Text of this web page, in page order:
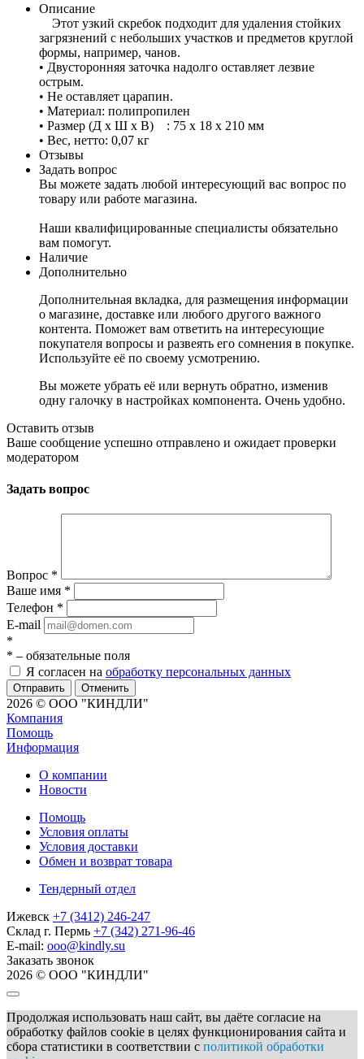
Описание
Этот узкий скребок подходит для удаления стойких
загрязнений с небольших участков и предметов круглой
формы, например, чанов.
• Двусторонняя заточка надолго оставляет лезвие
острым.
• Не оставляет царапин.
• Материал: полипропилен
• Размер (Д х Ш х В) : 75 х 18 х 210 мм
• Вес, нетто: 0,07 кг
Отзывы
Задать вопрос
Вы можете задать любой интересующий вас вопрос по
товару или работе магазина.
Наши квалифицированные специалисты обязательно
вам помогут.
Наличие
Дополнительно
Дополнительная вкладка, для размещения информации
о магазине, доставке или любого другого важного
контента. Поможет вам ответить на интересующие
покупателя вопросы и развеять его сомнения в покупке.
Используйте её по своему усмотрению.
Вы можете убрать её или вернуть обратно, изменив
одну галочку в настройках компонента. Очень удобно.
Оставить отзыв
Ваше сообщение успешно отправлено и ожидает проверки
модератором
Задать вопрос
Вопрос *
Ваше имя *
Телефон *
E-mail
*
* – обязательные поля
Я согласен на обработку персональных данных
Отменить
2026 © ООО "КИНДЛИ"
Компания
Помощь
Информация
О компании
Новости
Помощь
Условия оплаты
Условия доставки
Обмен и возврат товара
Тендерный отдел
Ижевск +7 (3412) 246-247
Склад г. Пермь +7 (342) 271-96-46
E-mail: ooo@kindly.su
Заказать звонок
2026 © ООО "КИНДЛИ"
Продолжая использовать наш сайт, вы даёте согласие на
обработку файлов cookie в целях функционирования сайта и
сбора статистики в соответствии с политикой обработки